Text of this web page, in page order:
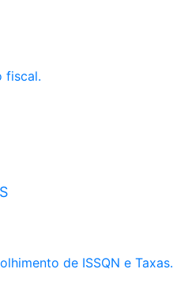
fiscal.
de ISSQN e Taxas.